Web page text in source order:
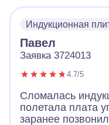
Индукционная
Павел
Заявка 3724013
4.7/5
Сломалась
полетала плата
заранее